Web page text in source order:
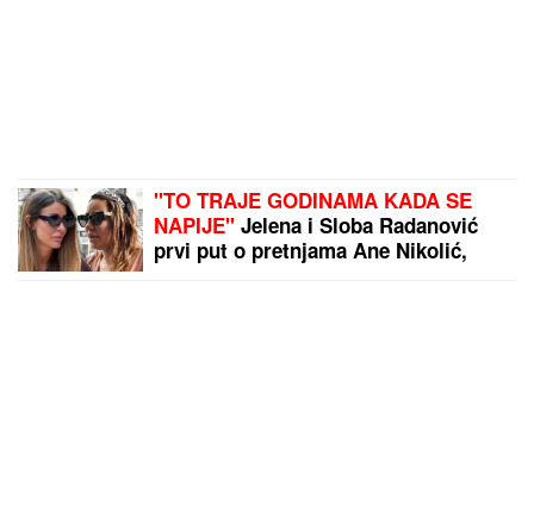
"TO TRAJE GODINAMA KADA SE
NAPIJE" Jelena i Sloba Radanović
prvi put o pretnjama Ane Nikolić,